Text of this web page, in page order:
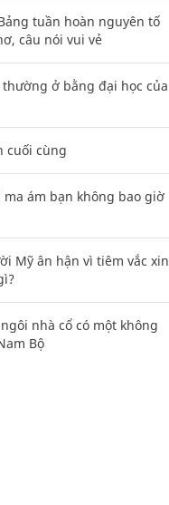
tuần hoàn nguyên tố
câu nói vui vẻ
ở bằng đại học của
cuối cùng
ma ám bạn không bao giờ
Mỹ ân hận vì tiêm vắc xin
nhà cổ có một không
Bộ